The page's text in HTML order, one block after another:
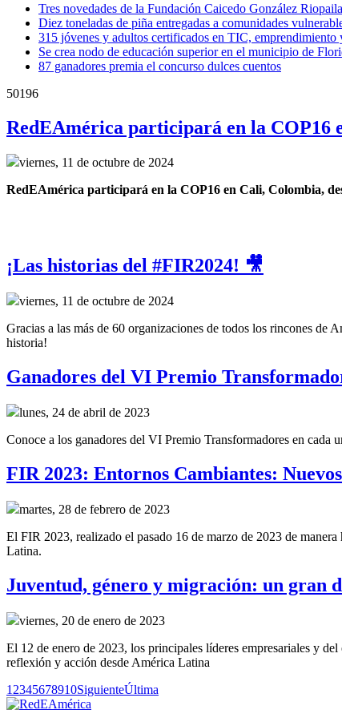
Tres novedades de la Fundación Caicedo González
Diez toneladas de piña entregadas a comunidades
315 jóvenes y adultos certificados en TIC,
Se crea nodo de educación superior en el municipio de
87 ganadores premia el concurso dulces cuentos
50196
RedEAmérica participará en la COP16
viernes, 11 de octubre de 2024
RedEAmérica participará en la COP16 en Cali, Colombia,
¡Las historias del #FIR2024! 🎥
viernes, 11 de octubre de 2024
Gracias a las más de 60 organizaciones de todos los rincones de
historia!
Ganadores del VI Premio
lunes, 24 de abril de 2023
Conoce a los ganadores del VI Premio Transformadores en cada
FIR 2023: Entornos Cambiantes:
martes, 28 de febrero de 2023
El FIR 2023, realizado el pasado 16 de marzo de 2023 de
Latina.
Juventud, género y migración: un gran
viernes, 20 de enero de 2023
El 12 de enero de 2023, los principales líderes empresariales y
reflexión y acción desde América Latina
1 2345678910SiguienteÚltima